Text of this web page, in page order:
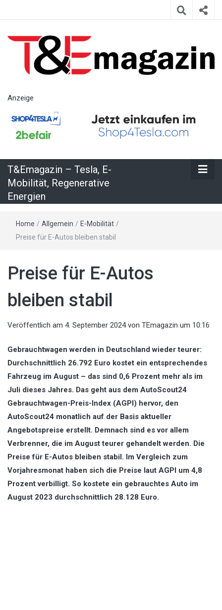
– Tesla, E-
Regenerative
Energien
Anzeige
T&Emagazin – Tesla, E-
Mobilität, Regenerative
Energien
Home / Allgemein / E-Mobilität /
Preise für E-Autos bleiben stabil
Preise für E-Autos
bleiben stabil
Veröffentlich am 4. September 2024von TEmagazin um 10:16
Gebrauchtwagen werden in Deutschland wieder teurer:
Durchschnittlich 26.792 Euro kostet ein entsprechendes
Fahrzeug im August – das sind 0,6 Prozent mehr als im
Juli dieses Jahres. Das geht aus dem AutoScout24
Gebrauchtwagen-Preis-Index (AGPI) hervor, den
AutoScout24 monatlich auf der Basis aktueller
Angebotspreise erstellt. Demnach sind es vor allem
Verbrenner, die im August teurer gehandelt werden. Die
Preise für E-Autos bleiben stabil. Im Vergleich zum
Vorjahresmonat haben sich die Preise laut AGPI um 4,8
Prozent verbilligt. So kostete ein gebrauchtes Auto im
August 2023 durchschnittlich 28.128 Euro.